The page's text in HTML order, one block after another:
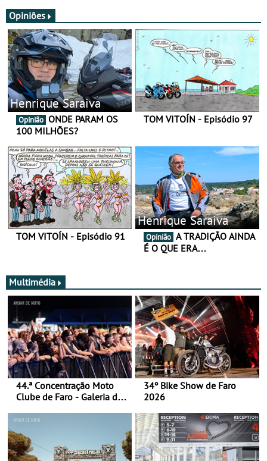
Opiniões
Henrique Saraiva
Opinião
100 MILHÕES?
TOM VITOÍN - Episódio 97
TOM VITOÍN - Episódio 91
Henrique Saraiva
Opinião
É O QUE ERA…
Multimédia
44.ª Concentração Moto
Clube de Faro - Galeria de
34º Bike Show de Faro
2026